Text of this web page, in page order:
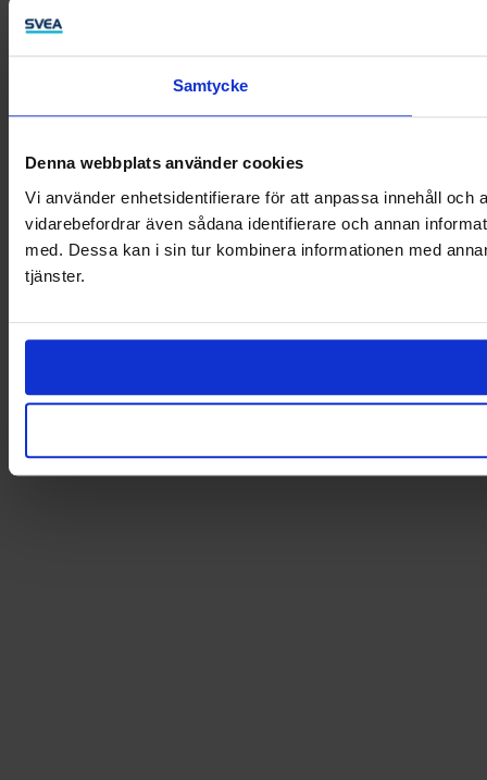
Samtycke
Denna webbplats använder cookies
Vi använder enhetsidentifierare för att anpassa innehåll
vidarebefordrar även sådana identifierare och annan
med. Dessa kan i sin tur kombinera informationen med
tjänster.